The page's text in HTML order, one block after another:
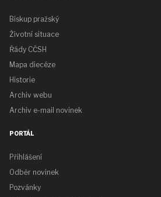
Biskup pražský
Životní situace
Řády CČSH
Mapa diecéze
Historie
Archiv webu
Archiv e-mail novinek
PORTÁL
Přihlášení
Odběr novinek
Pozvánky